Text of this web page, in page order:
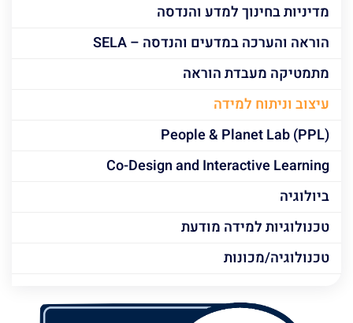
מדיניות בחינוך למדע והנדסה
הוראה והערכה במדעים והנדסה – SELA
מתמטיקה מעבדת הוראה
עיצוב וניתוח למידה
People & Planet Lab (PPL)
Co-Design and Interactive Learning
ביולוגיה
טכנולוגיות למידה מודעת
טכנולוגיה/מכונות